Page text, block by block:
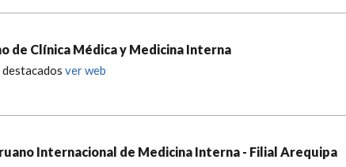
de Clínica Médica y Medicina Interna
ver web
Internacional de Medicina Interna - Filial Arequipa